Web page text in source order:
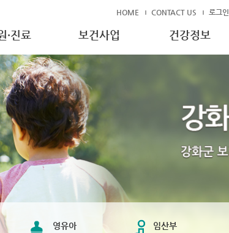
HOME CONTACT US 로그인
·진료 보건사업 건강정보
영유아
임산부